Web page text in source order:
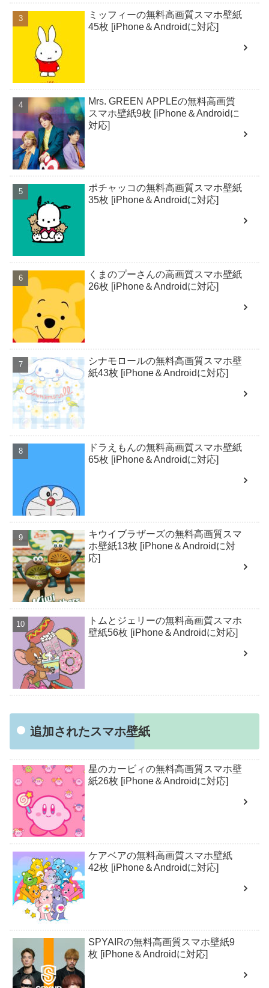
ミッフィーの無料高画質スマホ壁紙
45枚 [iPhone＆Androidに対応]
Mrs. GREEN APPLEの無料高画質
スマホ壁紙9枚 [iPhone＆Androidに
対応]
ポチャッコの無料高画質スマホ壁紙
35枚 [iPhone＆Androidに対応]
くまのプーさんの高画質スマホ壁紙
26枚 [iPhone＆Androidに対応]
シナモロールの無料高画質スマホ壁
紙43枚 [iPhone＆Androidに対応]
ドラえもんの無料高画質スマホ壁紙
65枚 [iPhone＆Androidに対応]
キウイブラザーズの無料高画質スマ
ホ壁紙13枚 [iPhone＆Androidに対
応]
トムとジェリーの無料高画質スマホ
壁紙56枚 [iPhone＆Androidに対応]
追加されたスマホ壁紙
星のカービィの無料高画質スマホ壁
紙26枚 [iPhone＆Androidに対応]
ケアベアの無料高画質スマホ壁紙
42枚 [iPhone＆Androidに対応]
SPYAIRの無料高画質スマホ壁紙9
枚 [iPhone＆Androidに対応]